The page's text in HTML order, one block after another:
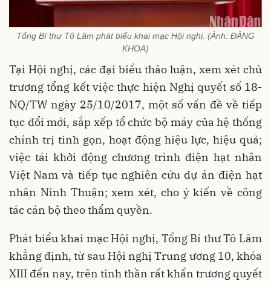
Tổng Bí thư Tô Lâm phát biểu khai mạc Hội nghị. (Ảnh: ĐĂNG
KHOA)
Tại Hội nghị, các đại biểu thảo luận, xem xét chủ
trương tổng kết việc thực hiện Nghị quyết số 18-
NQ/TW ngày 25/10/2017, một số vấn đề về tiếp
tục đổi mới, sắp xếp tổ chức bộ máy của hệ thống
chính trị tinh gọn, hoạt động hiệu lực, hiệu quả;
việc tái khởi động chương trình điện hạt nhân
Việt Nam và tiếp tục nghiên cứu dự án điện hạt
nhân Ninh Thuận; xem xét, cho ý kiến về công
tác cán bộ theo thẩm quyền.
Phát biểu khai mạc Hội nghị, Tổng Bí thư Tô Lâm
khẳng định, từ sau Hội nghị Trung ương 10, khóa
XIII đến nay, trên tinh thần rất khẩn trương quyết